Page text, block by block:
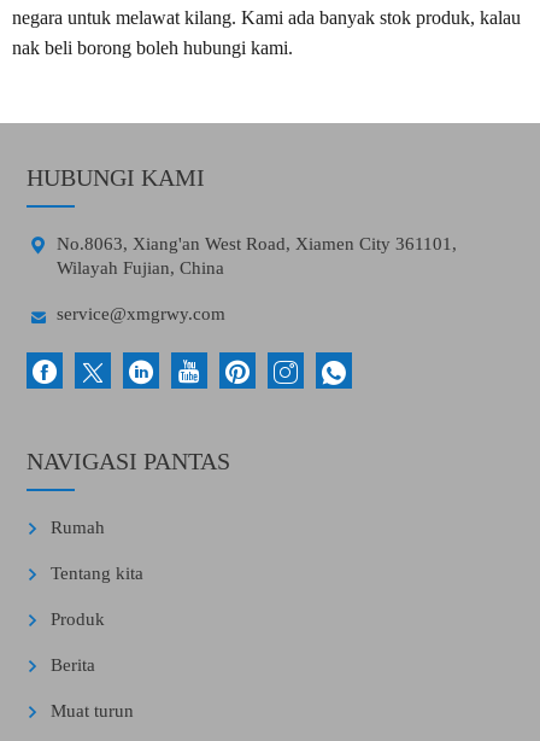
negara untuk melawat kilang. Kami ada banyak stok produk, kalau
nak beli borong boleh hubungi kami.
HUBUNGI KAMI

No.8063, Xiang'an West Road, Xiamen City 361101,
Wilayah Fujian, China
 service@xmgrwy.com
NAVIGASI PANTAS
Rumah
Tentang kita
Produk
Berita
Muat turun